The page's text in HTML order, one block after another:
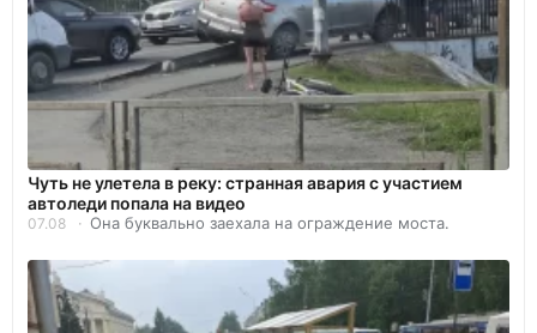
Чуть не улетела в реку: странная авария с участием
автоледи попала на видео
07.08 Она буквально заехала на ограждение моста.